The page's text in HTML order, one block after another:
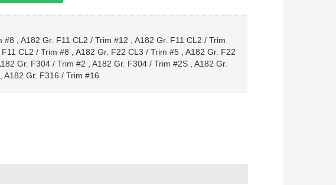
#8 A182 Gr. F11 CL2 / Trim #12
A182 Gr. F11 CL2 / Trim
CL2 / Trim #8 A182 Gr. F22 CL3 / Trim #5, A182 Gr. F22
Gr. F304 / Trim #2 A182 Gr. F304 / Trim #2S, A182 Gr.
A182 Gr. F316 / Trim #16